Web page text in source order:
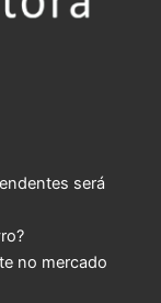
será
no mercado